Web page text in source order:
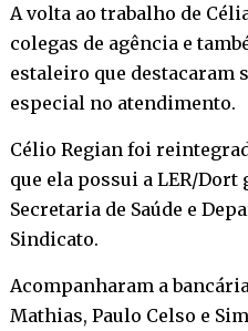
A volta ao trabalho de
colegas de agência e
estaleiro que destacaram
especial no atendimento.
Célio Regian foi
que ela possui a LER/Dort
Secretaria de Saúde e
Sindicato.
Acompanharam a
Mathias, Paulo Celso e